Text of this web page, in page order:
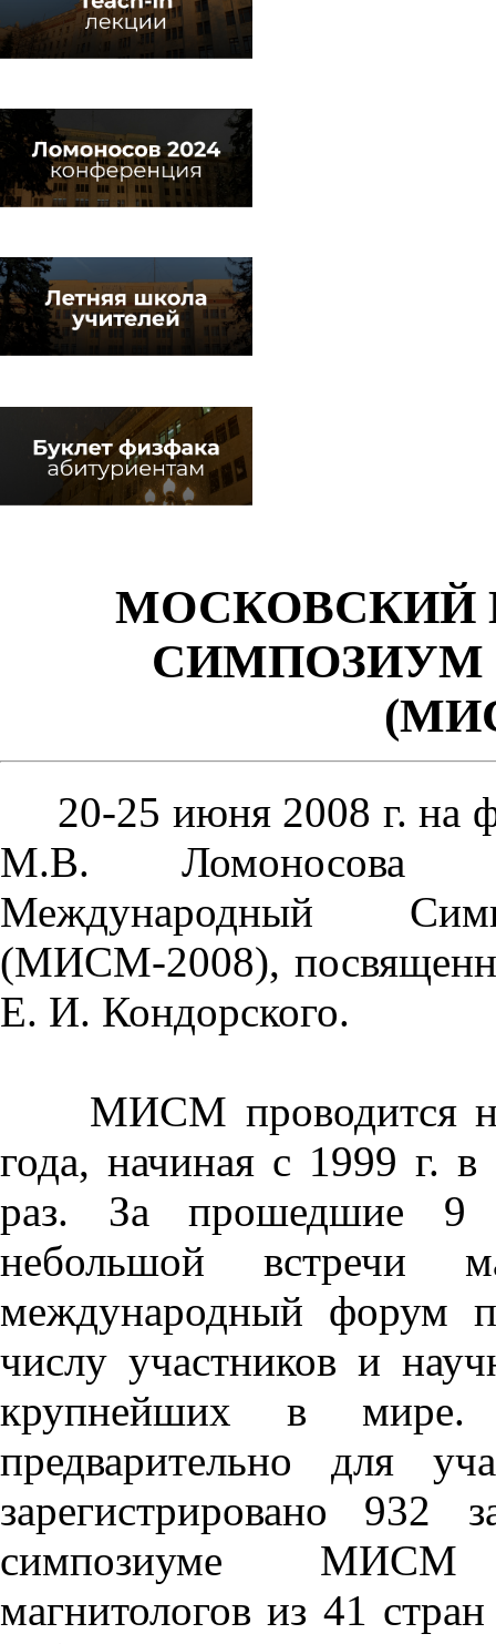
СИМПОЗИУМ
20-25 июня 2008 г. на
М.В. Ломоносова
Международный
(МИСМ-2008),
Е. И. Кондорского.
МИСМ проводится на
года, начиная с 1999 г. в
раз. За прошедшие 9
небольшой встречи
международный форум
числу участников и
крупнейших в мире.
предварительно для
зарегистрировано 932
симпозиуме МИСМ
магнитологов из 41